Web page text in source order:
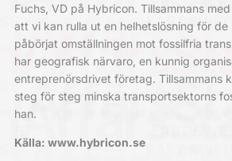
Fuchs, VD på Hybricon. Tillsammans
att vi kan rulla ut en helhetslösning för de
påbörjat omställningen mot fossilfria
har geografisk närvaro, en kunnig
entreprenörsdrivet företag. Tillsammans
steg för steg minska transportsektorns
han.
Källa: www.hybricon.se